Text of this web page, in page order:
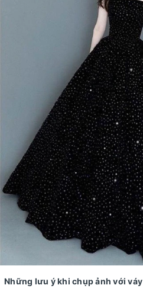
Những lưu ý khi chụp ảnh với